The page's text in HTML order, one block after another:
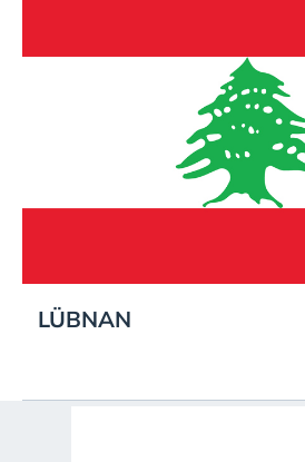
LÜBNAN